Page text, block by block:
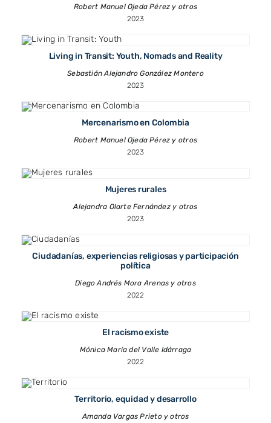
Robert Manuel Ojeda Pérez y otros
2023
Living in Transit: Youth, Nomads and Reality
Sebastián Alejandro González Montero
2023
Mercenarismo en Colombia
Robert Manuel Ojeda Pérez y otros
2023
Mujeres rurales
Alejandra Olarte Fernández y otros
2023
Ciudadanías, experiencias religiosas y participación
política
Diego Andrés Mora Arenas y otros
2022
El racismo existe
Mónica María del Valle Idárraga
2022
Territorio, equidad y desarrollo
Amanda Vargas Prieto y otros